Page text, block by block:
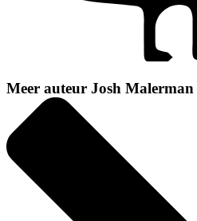
Meer auteur Josh Malerman